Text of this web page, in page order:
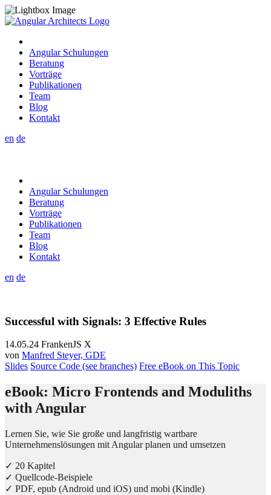
Angular Schulungen
Beratung
Vorträge
Publikationen
Team
Blog
Kontakt
en de
Angular Schulungen
Beratung
Vorträge
Publikationen
Team
Blog
Kontakt
en de
Successful with Signals: 3 Effective Rules
14.05.24 FrankenJS X
von Manfred Steyer, GDE
Slides Source Code (see branches) Free eBook on This Topic
eBook: Micro Frontends and Moduliths
with Angular
Lernen Sie, wie Sie große und langfristig wartbare
Unternehmenslösungen mit Angular planen und umsetzen
✓ 20 Kapitel
✓ Quellcode-Beispiele
✓ PDF, epub (Android und iOS) und mobi (Kindle)